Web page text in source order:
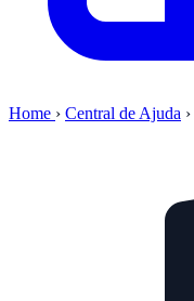
Home › Central de Ajuda ›